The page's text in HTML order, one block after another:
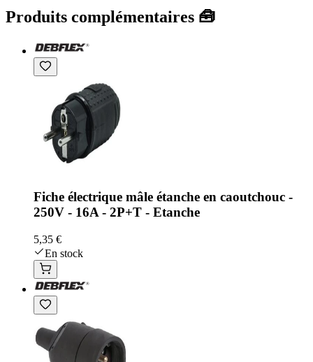
Produits complémentaires 🧰
Fiche électrique mâle étanche en caoutchouc -
250V - 16A - 2P+T - Etanche
5,35 €
En stock